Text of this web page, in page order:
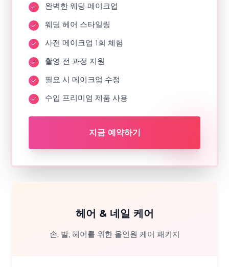
완벽한 웨딩 메이크업
웨딩 헤어 스타일링
사전 메이크업 1회 체험
촬영 전 과정 지원
필요 시 메이크업 수정
수입 프리미엄 제품 사용
지금 예약하기
헤어 & 네일 케어
손, 발, 헤어를 위한 올인원 케어 패키지